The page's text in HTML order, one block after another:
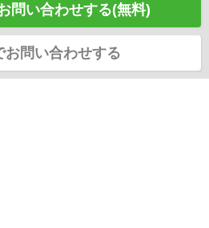
問い合わせする(無料)
お問い合わせする